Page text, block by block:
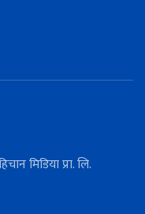
मिडिया प्रा. लि.